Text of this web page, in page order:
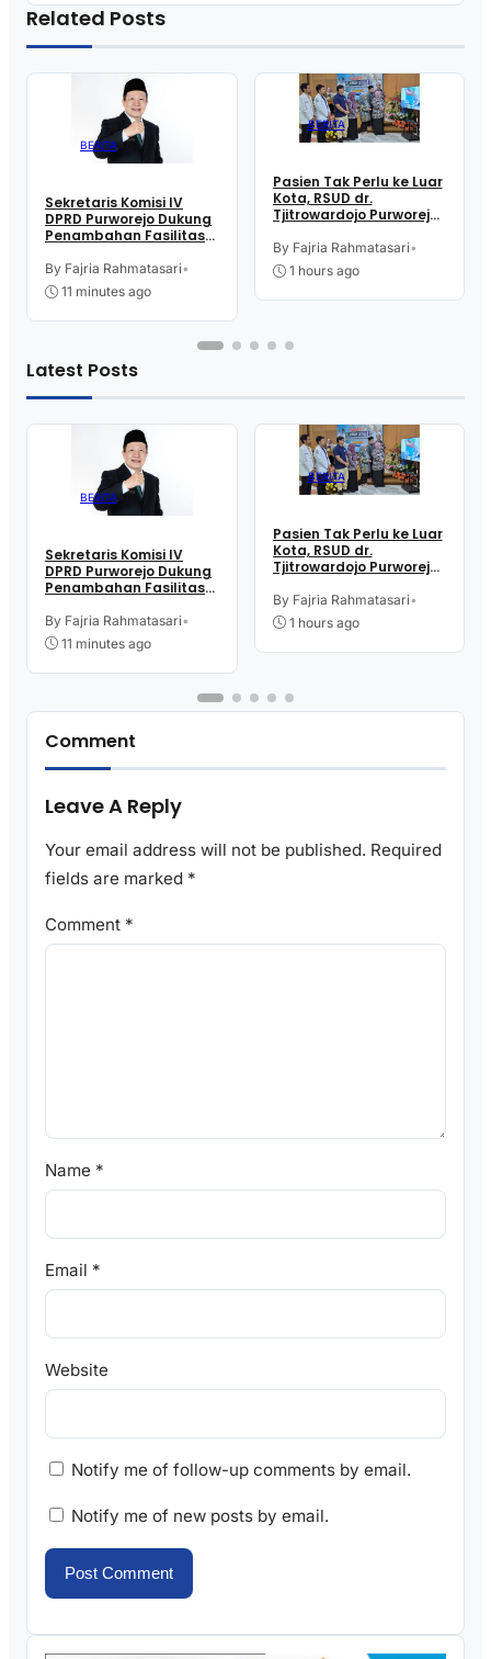
Related Posts
BERITA
Sekretaris Komisi IV
DPRD Purworejo Dukung
Penambahan Fasilitas
Tjitrowardojo
By Fajria Rahmatasari•
11 minutes ago
BERITA
Pasien Tak Perlu ke Luar
Kota, RSUD dr.
Tjitrowardojo Purworejo
Lengkap Penyakit
Jantung dan Pembuluh
Darah
By Fajria Rahmatasari•
1 hours ago
Latest Posts
BERITA
Sekretaris Komisi IV
DPRD Purworejo Dukung
Penambahan Fasilitas
Tjitrowardojo
By Fajria Rahmatasari•
11 minutes ago
BERITA
Pasien Tak Perlu ke Luar
Kota, RSUD dr.
Tjitrowardojo Purworejo
Lengkap Penyakit
Jantung dan Pembuluh
Darah
By Fajria Rahmatasari•
1 hours ago
Comment
Leave A Reply
Your email address will not be published. Required
fields are marked *
Comment *
Name *
Email *
Website
Notify me of follow-up comments by email.
Notify me of new posts by email.